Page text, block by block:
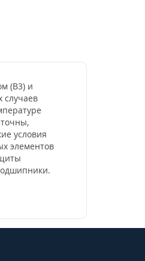
(B3) и
случаев
условия
элементов